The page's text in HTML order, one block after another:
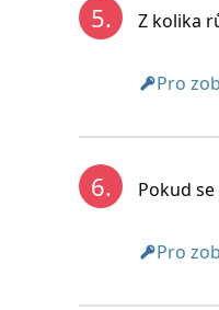
5. Z kolika
Pro
6. Pokud
Pro